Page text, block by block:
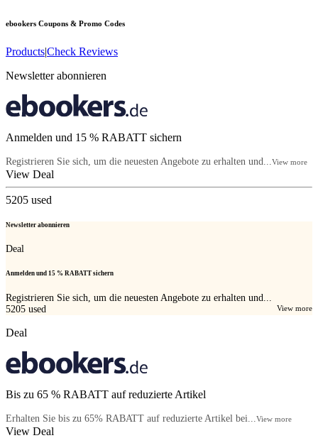
ebookers Coupons & Promo Codes
Products|Check Reviews
Newsletter abonnieren
Anmelden und 15 % RABATT sichern
Registrieren Sie sich, um die neuesten Angebote zu erhalten und... View more
View Deal
5205 used
Newsletter abonnieren
Deal
Anmelden und 15 % RABATT sichern
Registrieren Sie sich, um die neuesten Angebote zu erhalten und...
View more
5205 used
Deal
Bis zu 65 % RABATT auf reduzierte Artikel
Erhalten Sie bis zu 65% RABATT auf reduzierte Artikel bei... View more
View Deal